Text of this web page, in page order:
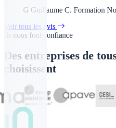
G Guillaume C. Formation
Voir tous les avis
Ils nous font confiance
Des entreprises de
choisissent